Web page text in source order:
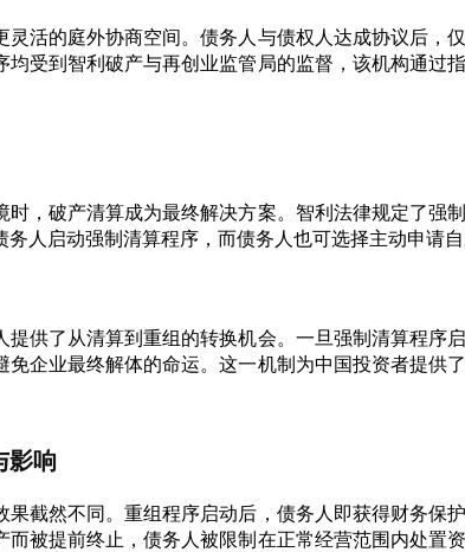
活的庭外协商空间。债务人与债权人达成协议后，
受到智利破产与再创业监管局的监督，该机构通过
时，破产清算成为最终解决方案。智利法律规定了强
人启动强制清算程序，而债务人也可选择主动申请自
供了从清算到重组的转换机会。一旦强制清算程序
企业最终解体的命运。这一机制为中国投资者提供
影响
截然不同。重组程序启动后，债务人即获得财务保
被提前终止，债务人被限制在正常经营范围内处置